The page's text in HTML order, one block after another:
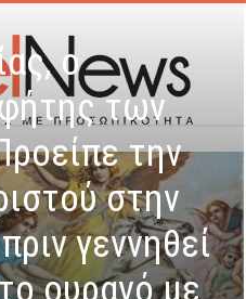
ο
των
την
στην
γεννηθεί
ουρανό με